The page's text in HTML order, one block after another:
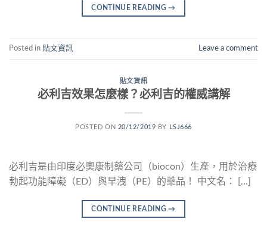
CONTINUE READING→
Posted in 貼文資訊 Leave a comment
貼文資訊
必利吉效果怎麼樣？必利吉的權威講解
POSTED ON 20/12/2019 BY LSJ666
必利吉是由印度必奧康制藥公司（biocon）生產，用於治療
勃起功能障礙（ED）與早洩（PE）的藥品！ 中文名： […]
CONTINUE READING→